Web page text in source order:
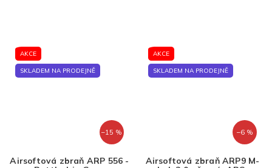
AKCE
SKLADEM NA PRODEJNĚ
–15 %
Airsoftová zbraň ARP 556 -
AKCE
SKLADEM NA PRODEJNĚ
–6 %
Airsoftová zbraň ARP9 M-